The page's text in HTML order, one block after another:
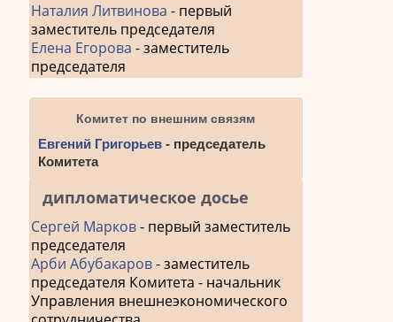
Наталия Литвинова - первый
заместитель председателя
Елена Егорова - заместитель
председателя
Комитет по внешним связям
Евгений Григорьев - председатель
Комитета
дипломатическое досье
Сергей Марков- первый заместитель
председателя
Арби Абубакаров- заместитель
председателя Комитета - начальник
Управления внешнеэкономического